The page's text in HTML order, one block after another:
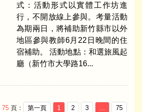
式：活動形式以實體工作坊進
行，不開放線上參與。考量活動
為期兩日，將補助新竹縣市以外
地區參與教師6月22日晚間的住
宿補助。 活動地點：和選旅風起
廳（新竹市大學路16...
75 頁： 第一頁 1 2 3
75